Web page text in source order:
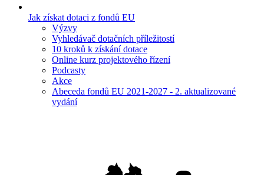
Jak získat dotaci z fondů EU
Výzvy
Vyhledávač dotačních příležitostí
10 kroků k získání dotace
Online kurz projektového řízení
Podcasty
Akce
Abeceda fondů EU 2021-2027 - 2. aktualizované
vydání